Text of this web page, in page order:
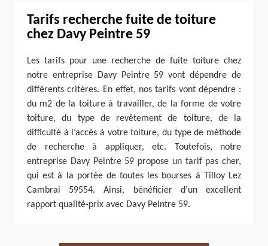
Tarifs recherche fuite de toiture
chez Davy Peintre 59
Les tarifs pour une recherche de fuite toiture chez
notre entreprise Davy Peintre 59 vont dépendre de
différents critères. En effet, nos tarifs vont dépendre :
du m2 de la toiture à travailler, de la forme de votre
toiture, du type de revêtement de toiture, de la
difficulté à l’accès à votre toiture, du type de méthode
de recherche à appliquer, etc. Toutefois, notre
entreprise Davy Peintre 59 propose un tarif pas cher,
qui est à la portée de toutes les bourses à Tilloy Lez
Cambrai 59554. Ainsi, bénéficier d’un excellent
rapport qualité-prix avec Davy Peintre 59.